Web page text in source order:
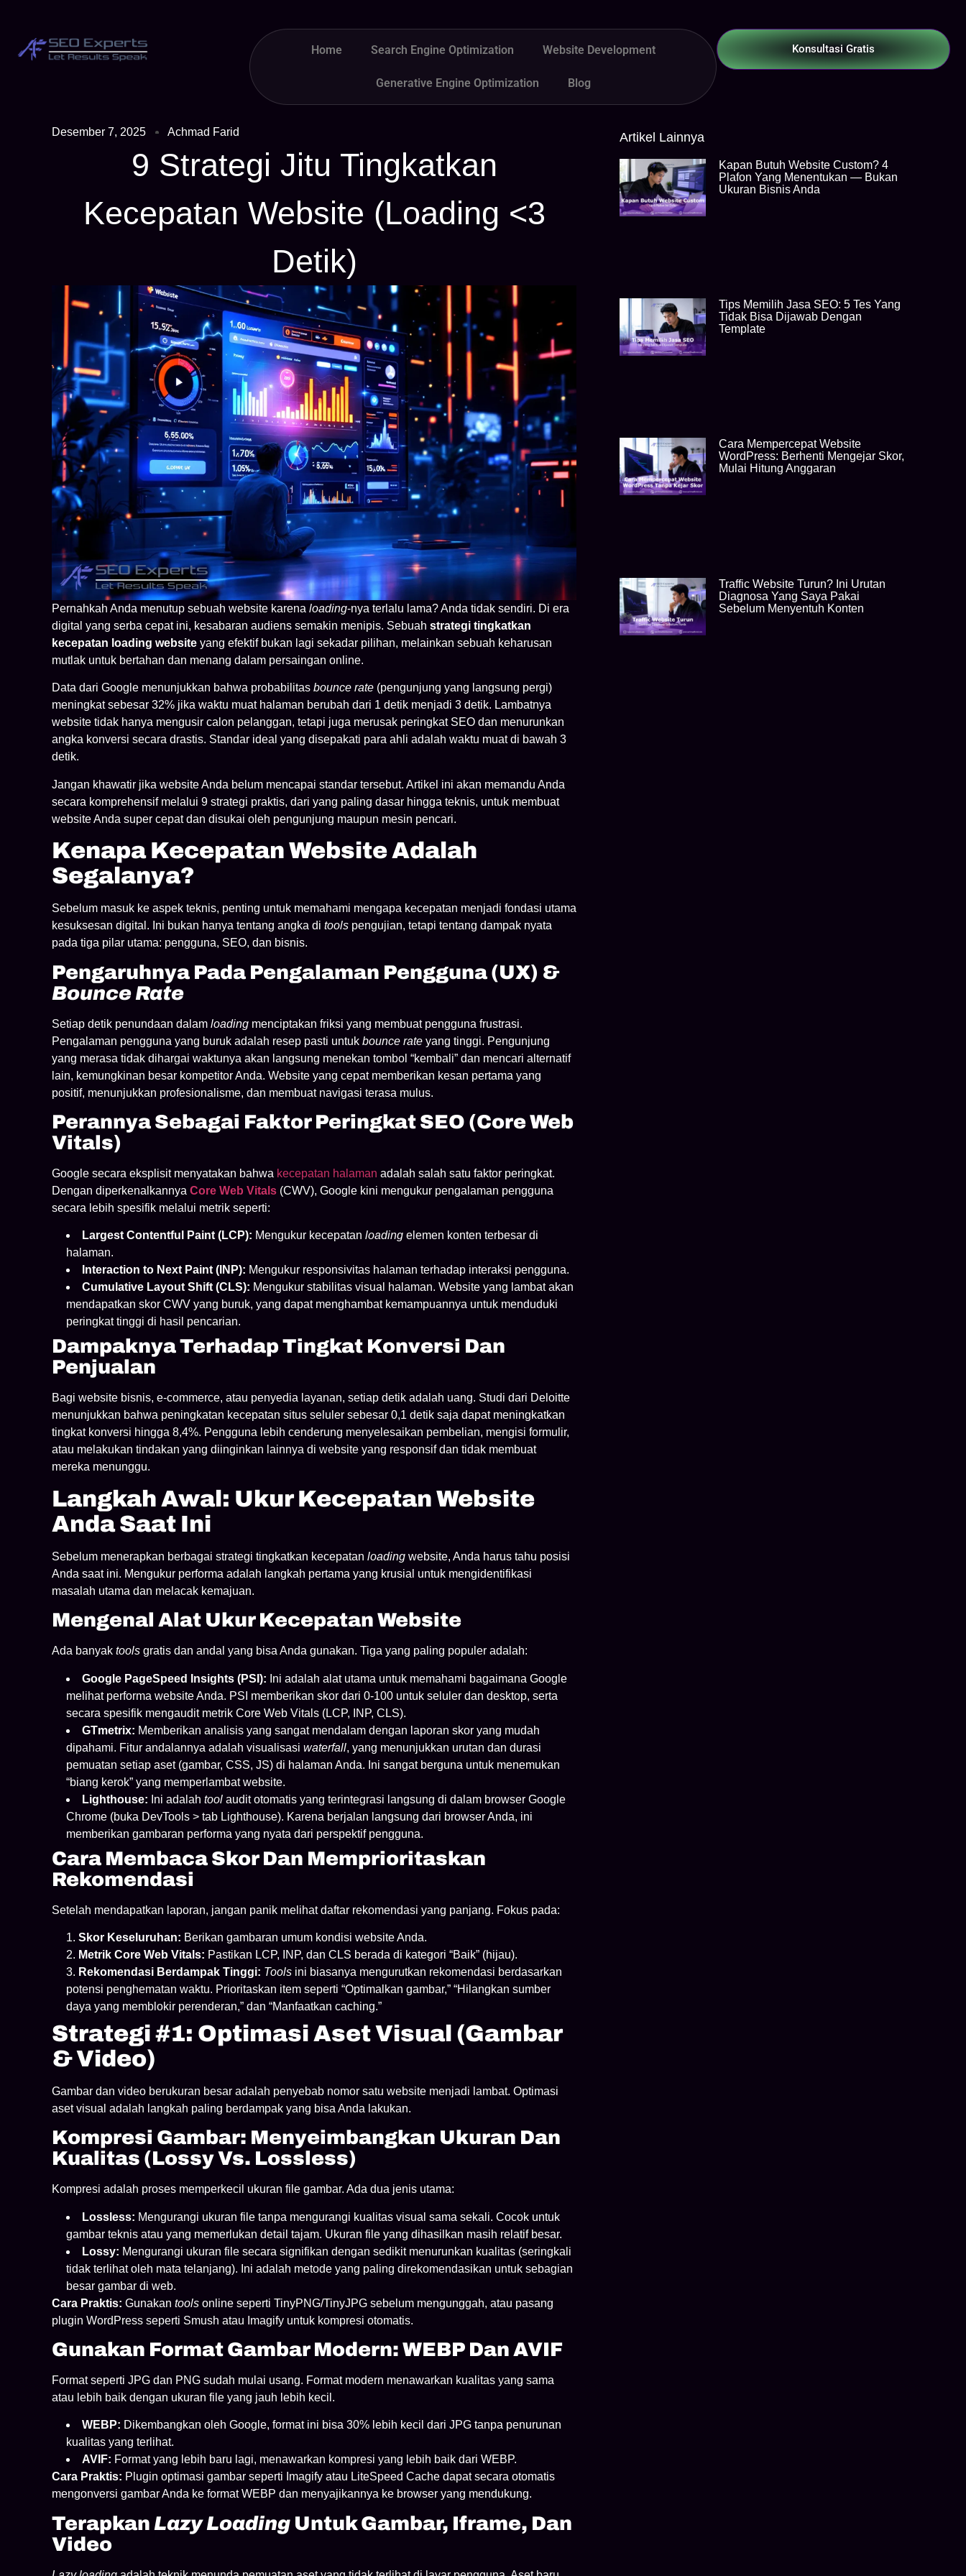
Home Search Engine Optimization Website Development
Generative Engine Optimization Blog
Konsultasi Gratis
Desember 7, 2025 Achmad Farid
9 Strategi Jitu Tingkatkan
Kecepatan Website (Loading <3
Detik)
Pernahkah Anda menutup sebuah website karena loading-nya terlalu lama? Anda tidak sendiri. Di era
digital yang serba cepat ini, kesabaran audiens semakin menipis. Sebuah strategi tingkatkan
kecepatan loading website yang efektif bukan lagi sekadar pilihan, melainkan sebuah keharusan
mutlak untuk bertahan dan menang dalam persaingan online.
Data dari Google menunjukkan bahwa probabilitas bounce rate (pengunjung yang langsung pergi)
meningkat sebesar 32% jika waktu muat halaman berubah dari 1 detik menjadi 3 detik. Lambatnya
website tidak hanya mengusir calon pelanggan, tetapi juga merusak peringkat SEO dan menurunkan
angka konversi secara drastis. Standar ideal yang disepakati para ahli adalah waktu muat di bawah 3
detik.
Jangan khawatir jika website Anda belum mencapai standar tersebut. Artikel ini akan memandu Anda
secara komprehensif melalui 9 strategi praktis, dari yang paling dasar hingga teknis, untuk membuat
website Anda super cepat dan disukai oleh pengunjung maupun mesin pencari.
Kenapa Kecepatan Website Adalah
Segalanya?
Sebelum masuk ke aspek teknis, penting untuk memahami mengapa kecepatan menjadi fondasi utama
kesuksesan digital. Ini bukan hanya tentang angka di tools pengujian, tetapi tentang dampak nyata
pada tiga pilar utama: pengguna, SEO, dan bisnis.
Pengaruhnya Pada Pengalaman Pengguna (UX) &
Bounce Rate
Setiap detik penundaan dalam loading menciptakan friksi yang membuat pengguna frustrasi.
Pengalaman pengguna yang buruk adalah resep pasti untuk bounce rate yang tinggi. Pengunjung
yang merasa tidak dihargai waktunya akan langsung menekan tombol “kembali” dan mencari alternatif
lain, kemungkinan besar kompetitor Anda. Website yang cepat memberikan kesan pertama yang
positif, menunjukkan profesionalisme, dan membuat navigasi terasa mulus.
Perannya Sebagai Faktor Peringkat SEO (Core Web
Vitals)
Google secara eksplisit menyatakan bahwa kecepatan halaman adalah salah satu faktor peringkat.
Dengan diperkenalkannya Core Web Vitals (CWV), Google kini mengukur pengalaman pengguna
secara lebih spesifik melalui metrik seperti:
Largest Contentful Paint (LCP): Mengukur kecepatan loading elemen konten terbesar di
halaman.
Interaction to Next Paint (INP): Mengukur responsivitas halaman terhadap interaksi pengguna.
Cumulative Layout Shift (CLS): Mengukur stabilitas visual halaman. Website yang lambat akan
mendapatkan skor CWV yang buruk, yang dapat menghambat kemampuannya untuk menduduki
peringkat tinggi di hasil pencarian.
Dampaknya Terhadap Tingkat Konversi Dan
Penjualan
Bagi website bisnis, e-commerce, atau penyedia layanan, setiap detik adalah uang. Studi dari Deloitte
menunjukkan bahwa peningkatan kecepatan situs seluler sebesar 0,1 detik saja dapat meningkatkan
tingkat konversi hingga 8,4%. Pengguna lebih cenderung menyelesaikan pembelian, mengisi formulir,
atau melakukan tindakan yang diinginkan lainnya di website yang responsif dan tidak membuat
mereka menunggu.
Langkah Awal: Ukur Kecepatan Website
Anda Saat Ini
Sebelum menerapkan berbagai strategi tingkatkan kecepatan loading website, Anda harus tahu posisi
Anda saat ini. Mengukur performa adalah langkah pertama yang krusial untuk mengidentifikasi
masalah utama dan melacak kemajuan.
Mengenal Alat Ukur Kecepatan Website
Ada banyak tools gratis dan andal yang bisa Anda gunakan. Tiga yang paling populer adalah:
Google PageSpeed Insights (PSI): Ini adalah alat utama untuk memahami bagaimana Google
melihat performa website Anda. PSI memberikan skor dari 0-100 untuk seluler dan desktop, serta
secara spesifik mengaudit metrik Core Web Vitals (LCP, INP, CLS).
GTmetrix: Memberikan analisis yang sangat mendalam dengan laporan skor yang mudah
dipahami. Fitur andalannya adalah visualisasi waterfall, yang menunjukkan urutan dan durasi
pemuatan setiap aset (gambar, CSS, JS) di halaman Anda. Ini sangat berguna untuk menemukan
“biang kerok” yang memperlambat website.
Lighthouse: Ini adalah tool audit otomatis yang terintegrasi langsung di dalam browser Google
Chrome (buka DevTools > tab Lighthouse). Karena berjalan langsung dari browser Anda, ini
memberikan gambaran performa yang nyata dari perspektif pengguna.
Cara Membaca Skor Dan Memprioritaskan
Rekomendasi
Setelah mendapatkan laporan, jangan panik melihat daftar rekomendasi yang panjang. Fokus pada:
Skor Keseluruhan: Berikan gambaran umum kondisi website Anda.
Metrik Core Web Vitals: Pastikan LCP, INP, dan CLS berada di kategori “Baik” (hijau).
Rekomendasi Berdampak Tinggi: Tools ini biasanya mengurutkan rekomendasi berdasarkan
potensi penghematan waktu. Prioritaskan item seperti “Optimalkan gambar,” “Hilangkan sumber
daya yang memblokir perenderan,” dan “Manfaatkan caching.”
Strategi #1: Optimasi Aset Visual (Gambar
& Video)
Gambar dan video berukuran besar adalah penyebab nomor satu website menjadi lambat. Optimasi
aset visual adalah langkah paling berdampak yang bisa Anda lakukan.
Kompresi Gambar: Menyeimbangkan Ukuran Dan
Kualitas (Lossy Vs. Lossless)
Kompresi adalah proses memperkecil ukuran file gambar. Ada dua jenis utama:
Lossless: Mengurangi ukuran file tanpa mengurangi kualitas visual sama sekali. Cocok untuk
gambar teknis atau yang memerlukan detail tajam. Ukuran file yang dihasilkan masih relatif besar.
Lossy: Mengurangi ukuran file secara signifikan dengan sedikit menurunkan kualitas (seringkali
tidak terlihat oleh mata telanjang). Ini adalah metode yang paling direkomendasikan untuk sebagian
besar gambar di web.
Cara Praktis: Gunakan tools online seperti TinyPNG/TinyJPG sebelum mengunggah, atau pasang
plugin WordPress seperti Smush atau Imagify untuk kompresi otomatis.
Gunakan Format Gambar Modern: WEBP Dan AVIF
Format seperti JPG dan PNG sudah mulai usang. Format modern menawarkan kualitas yang sama
atau lebih baik dengan ukuran file yang jauh lebih kecil.
WEBP: Dikembangkan oleh Google, format ini bisa 30% lebih kecil dari JPG tanpa penurunan
kualitas yang terlihat.
AVIF: Format yang lebih baru lagi, menawarkan kompresi yang lebih baik dari WEBP.
Cara Praktis: Plugin optimasi gambar seperti Imagify atau LiteSpeed Cache dapat secara otomatis
mengonversi gambar Anda ke format WEBP dan menyajikannya ke browser yang mendukung.
Terapkan Lazy Loading Untuk Gambar, Iframe, Dan
Video
Artikel Lainnya
Kapan Butuh Website Custom? 4
Plafon Yang Menentukan — Bukan
Ukuran Bisnis Anda
Tips Memilih Jasa SEO: 5 Tes Yang
Tidak Bisa Dijawab Dengan
Template
Cara Mempercepat Website
WordPress: Berhenti Mengejar Skor,
Mulai Hitung Anggaran
Traffic Website Turun? Ini Urutan
Diagnosa Yang Saya Pakai
Sebelum Menyentuh Konten